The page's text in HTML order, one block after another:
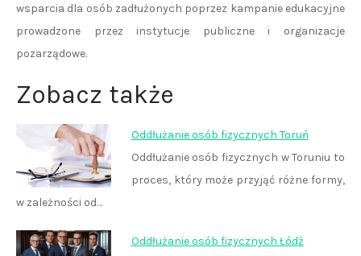
wsparcia dla osób zadłużonych poprzez kampanie edukacyjne
prowadzone przez instytucje publiczne i organizacje
pozarządowe.
Zobacz także
Oddłużanie osób fizycznych Toruń
Oddłużanie osób fizycznych w Toruniu to
proces, który może przyjąć różne formy,
w zależności od…
Oddłużanie osób fizycznych Łódź